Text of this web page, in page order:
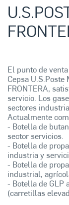
El punto de
Cepsa U.S.Poste
FRONTERA,
servicio. Los
sectores
Actualmente
- Botella de
sector servicios.
- Botella de
industria y
- Botella de
industrial,
- Botella de GLP
(carretillas